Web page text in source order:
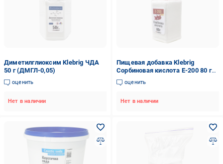
Диметилглиоксим Klebrig ЧДА
50 г (ДМГЛ-0,05)
оценить
Нет в наличии
Пищевая добавка Klebrig
Сорбиновая кислота Е-200 80 г
(СОРкта-0,08)
оценить
Нет в наличии